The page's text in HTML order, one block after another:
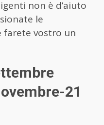
non è d’aiuto
le
farete vostro un
21